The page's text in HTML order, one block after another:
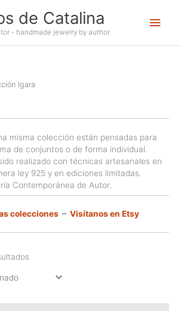
de Catalina
- handmade jewelry by author
Igara
misma colección están pensadas para
de conjuntos o de forma individual.
realizado con técnicas artesanales en
ley 925 y en ediciones limitadas.
Contemporánea de Autor.
colecciones – Visítanos en Etsy